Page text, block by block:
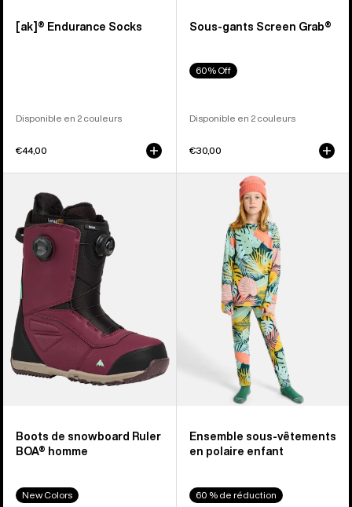
[ak]® Endurance Socks
Disponible en 2 couleurs
€44,00
Sous-gants Screen Grab®
60% Off
Disponible en 2 couleurs
€30,00
Boots
de
snowboard
Ruler
BOA®
pour
homme
Boots de snowboard Ruler
BOA® homme
New Colors
Ensemble
vêtements
Ensemble sous-vêtements
en polaire enfant
60 % de réduction